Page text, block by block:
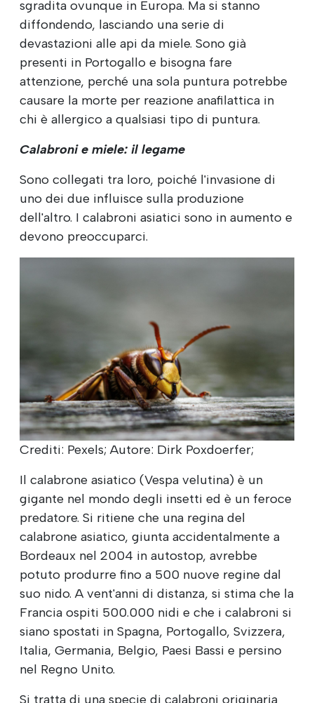
sgradita ovunque in Europa. Ma si stanno
diffondendo, lasciando una serie di
devastazioni alle api da miele. Sono già
presenti in Portogallo e bisogna fare
attenzione, perché una sola puntura potrebbe
causare la morte per reazione anafilattica in
chi è allergico a qualsiasi tipo di puntura.
Calabroni e miele: il legame
Sono collegati tra loro, poiché l'invasione di
uno dei due influisce sulla produzione
dell'altro. I calabroni asiatici sono in aumento e
devono preoccuparci.
Crediti: Pexels; Autore: Dirk Poxdoerfer;
Il calabrone asiatico (Vespa velutina) è un
gigante nel mondo degli insetti ed è un feroce
predatore. Si ritiene che una regina del
calabrone asiatico, giunta accidentalmente a
Bordeaux nel 2004 in autostop, avrebbe
potuto produrre fino a 500 nuove regine dal
suo nido. A vent'anni di distanza, si stima che la
Francia ospiti 500.000 nidi e che i calabroni si
siano spostati in Spagna, Portogallo, Svizzera,
Italia, Germania, Belgio, Paesi Bassi e persino
nel Regno Unito.
Si tratta di una specie di calabroni originaria